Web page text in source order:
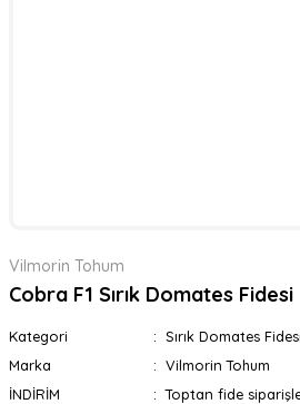
Vilmorin Tohum
Cobra F1 Sırık Domates Fidesi
Kategori Sırık Domates Fidesi
Marka
Vilmorin Tohum
İNDİRİM
Toptan fide